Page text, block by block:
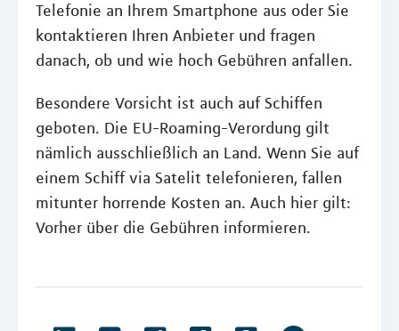
Telefonie an Ihrem Smartphone aus oder Sie
kontaktieren Ihren Anbieter und fragen
danach, ob und wie hoch Gebühren anfallen.
Besondere Vorsicht ist auch auf Schiffen
geboten. Die EU-Roaming-Verordung gilt
nämlich ausschließlich an Land. Wenn Sie auf
einem Schiff via Satelit telefonieren, fallen
mitunter horrende Kosten an. Auch hier gilt:
Vorher über die Gebühren informieren.